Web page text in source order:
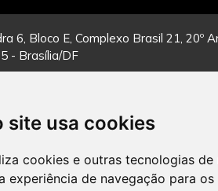
site usa cookies
cookies e outras tecnologias de
experiência de navegação para
6, Bloco E, Complexo Brasil 21, 20º
- Brasília/DF